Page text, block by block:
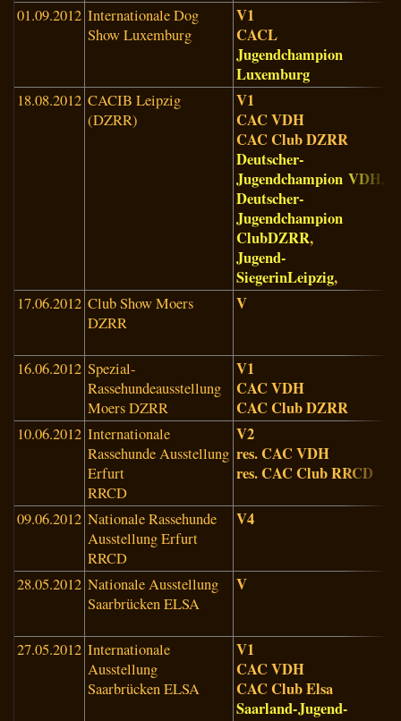
01.09.2012 Internationale Dog
Show Luxemburg
V1
CACL
Jugendchampion
Luxemburg
18.08.2012 CACIB Leipzig
(DZRR)
V1
CAC VDH
CAC Club DZRR
Deutscher-
Jugendchampion VDH,
Deutscher-
Jugendchampion
ClubDZRR,
Jugend-
SiegerinLeipzig,
17.06.2012 Club Show Moers
DZRR
V
16.06.2012 Spezial-
Rassehundeausstellung
Moers DZRR
V1
CAC VDH
CAC Club DZRR
10.06.2012 Internationale
Rassehunde Ausstellung
Erfurt
RRCD
V2
res. CAC VDH
res. CAC Club RRCD
09.06.2012 Nationale Rassehunde
Ausstellung Erfurt
RRCD
V4
28.05.2012 Nationale Ausstellung
Saarbrücken ELSA
V
27.05.2012 Internationale
Ausstellung
Saarbrücken ELSA
V1
CAC VDH
CAC Club Elsa
Saarland-Jugend-